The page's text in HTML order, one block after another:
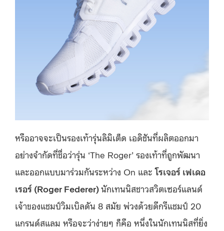
หรืออาจจะเป็นรองเท้ารุ่นลิมิเต็ด เอดิชันที่ผลิตออกมา
อย่างจำกัดที่ชื่อว่ารุ่น ‘The Roger’ รองเท้าที่ถูกพัฒนา
และออกแบบมาร่วมกันระหว่าง On และโรเจอร์ เฟเดอ
เรอร์ (Roger Federer)นักเทนนิสชาวสวิตเซอร์แลนด์
เจ้าของแชมป์วิมเบิลดัน 8 สมัย พ่วงด้วยดีกรีแชมป์ 20
แกรนด์สแลม หรือจะว่าง่ายๆ ก็คือ หนึ่งในนักเทนนิสที่ยิ่ง